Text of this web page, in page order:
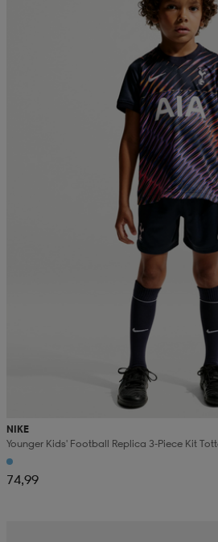
NIKE
Younger Kids' Football Replica 3-Piece Kit
Away
74,99